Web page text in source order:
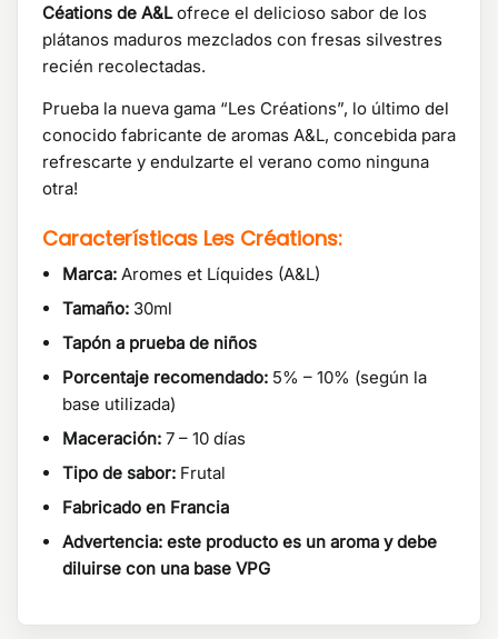
Céations de A&Lofrece el delicioso sabor de los
plátanos maduros mezclados con fresas silvestres
recién recolectadas.
Prueba la nueva gama “Les Créations”, lo último del
conocido fabricante de aromas A&L, concebida para
refrescarte y endulzarte el verano como ninguna
otra!
Características Les Créations:
Marca: Aromes et Líquides (A&L)
Tamaño: 30ml
Tapón a prueba de niños
Porcentaje recomendado: 5% – 10% (según la
base utilizada)
Maceración: 7 – 10 días
Tipo de sabor: Frutal
Fabricado en Francia
Advertencia: este producto es un aroma y debe
diluirse con una base VPG